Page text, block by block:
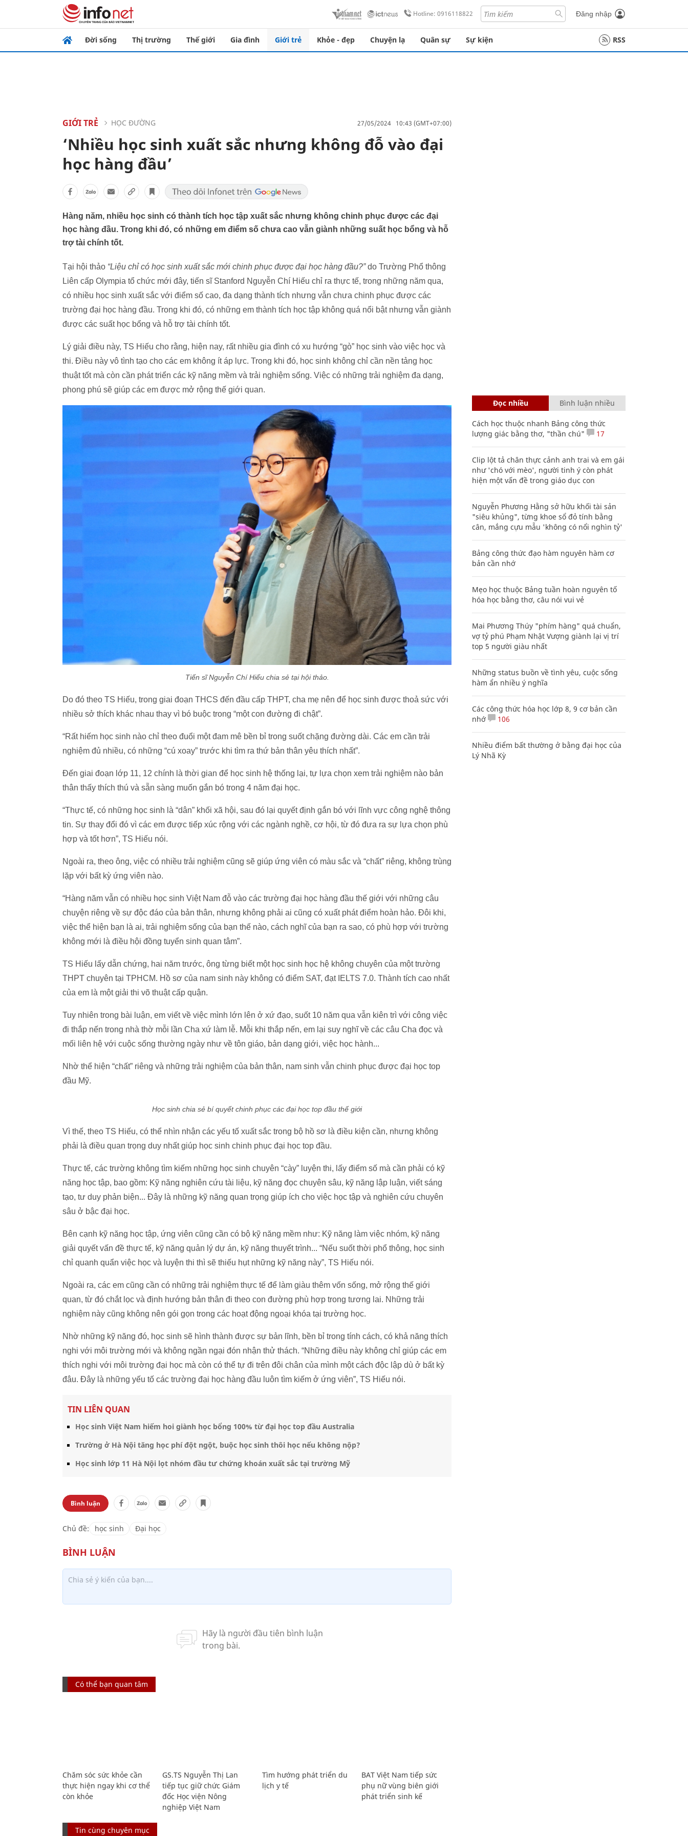
Hotline: 0916118822 Đăng nhập
Đời sống Thị trường Thế giới Gia đình Giới trẻ Khỏe - đẹp Chuyện lạ Quân sự Sự kiện RSS
GIỚI TRẺ HỌC ĐƯỜNG 27/05/2024 10:43 (GMT+07:00)
‘Nhiều học sinh xuất sắc nhưng không đỗ vào đại
học hàng đầu’
Hàng năm, nhiều học sinh có thành tích học tập xuất sắc nhưng không chinh phục được các đại
học hàng đầu. Trong khi đó, có những em điểm số chưa cao vẫn giành những suất học bổng và hỗ
trợ tài chính tốt.
Tại hội thảo “Liệu chỉ có học sinh xuất sắc mới chinh phục được đại học hàng đầu?”do Trường Phổ thông
Liên cấp Olympia tổ chức mới đây, tiến sĩ Stanford Nguyễn Chí Hiếu chỉ ra thực tế, trong những năm qua,
có nhiều học sinh xuất sắc với điểm số cao, đa dạng thành tích nhưng vẫn chưa chinh phục được các
trường đại học hàng đầu. Trong khi đó, có những em thành tích học tập không quá nổi bật nhưng vẫn giành
được các suất học bổng và hỗ trợ tài chính tốt.
Lý giải điều này, TS Hiếu cho rằng, hiện nay, rất nhiều gia đình có xu hướng “gò” học sinh vào việc học và
thi. Điều này vô tình tạo cho các em không ít áp lực. Trong khi đó, học sinh không chỉ cần nền tảng học
thuật tốt mà còn cần phát triển các kỹ năng mềm và trải nghiệm sống. Việc có những trải nghiệm đa dạng,
phong phú sẽ giúp các em được mở rộng thế giới quan.
Tiến sĩ Nguyễn Chí Hiếu chia sẻ tại hội thảo.
Do đó theo TS Hiếu, trong giai đoạn THCS đến đầu cấp THPT, cha mẹ nên để học sinh được thoả sức với
nhiều sở thích khác nhau thay vì bó buộc trong “một con đường đi chật”.
“Rất hiếm học sinh nào chỉ theo đuổi một đam mê bền bỉ trong suốt chặng đường dài. Các em cần trải
nghiệm đủ nhiều, có những “cú xoay” trước khi tìm ra thứ bản thân yêu thích nhất”.
Đến giai đoạn lớp 11, 12 chính là thời gian để học sinh hệ thống lại, tự lựa chọn xem trải nghiệm nào bản
thân thấy thích thú và sẵn sàng muốn gắn bó trong 4 năm đại học.
“Thực tế, có những học sinh là “dân” khối xã hội, sau đó lại quyết định gắn bó với lĩnh vực công nghệ thông
tin. Sự thay đổi đó vì các em được tiếp xúc rộng với các ngành nghề, cơ hội, từ đó đưa ra sự lựa chọn phù
hợp và tốt hơn”, TS Hiếu nói.
Ngoài ra, theo ông, việc có nhiều trải nghiệm cũng sẽ giúp ứng viên có màu sắc và “chất” riêng, không trùng
lặp với bất kỳ ứng viên nào.
“Hàng năm vẫn có nhiều học sinh Việt Nam đỗ vào các trường đại học hàng đầu thế giới với những câu
chuyện riêng về sự độc đáo của bản thân, nhưng không phải ai cũng có xuất phát điểm hoàn hảo. Đôi khi,
việc thể hiện bạn là ai, trải nghiệm sống của bạn thế nào, cách nghĩ của bạn ra sao, có phù hợp với trường
không mới là điều hội đồng tuyển sinh quan tâm”.
TS Hiếu lấy dẫn chứng, hai năm trước, ông từng biết một học sinh học hệ không chuyên của một trường
THPT chuyên tại TPHCM. Hồ sơ của nam sinh này không có điểm SAT, đạt IELTS 7.0. Thành tích cao nhất
của em là một giải thi võ thuật cấp quận.
Tuy nhiên trong bài luận, em viết về việc mình lớn lên ở xứ đạo, suốt 10 năm qua vẫn kiên trì với công việc
đi thắp nến trong nhà thờ mỗi lần Cha xứ làm lễ. Mỗi khi thắp nến, em lại suy nghĩ về các câu Cha đọc và
mối liên hệ với cuộc sống thường ngày như về tôn giáo, bản dạng giới, việc học hành...
Nhờ thể hiện “chất” riêng và những trải nghiệm của bản thân, nam sinh vẫn chinh phục được đại học top
đầu Mỹ.
Học sinh chia sẻ bí quyết chinh phục các đại học top đầu thế giới
Vì thế, theo TS Hiếu, có thể nhìn nhận các yếu tố xuất sắc trong bộ hồ sơ là điều kiện cần, nhưng không
phải là điều quan trọng duy nhất giúp học sinh chinh phục đại học top đầu.
Thực tế, các trường không tìm kiếm những học sinh chuyên “cày” luyện thi, lấy điểm số mà cần phải có kỹ
năng học tập, bao gồm: Kỹ năng nghiên cứu tài liệu, kỹ năng đọc chuyên sâu, kỹ năng lập luận, viết sáng
tạo, tư duy phản biện... Đây là những kỹ năng quan trọng giúp ích cho việc học tập và nghiên cứu chuyên
sâu ở bậc đại học.
Bên cạnh kỹ năng học tập, ứng viên cũng cần có bộ kỹ năng mềm như: Kỹ năng làm việc nhóm, kỹ năng
giải quyết vấn đề thực tế, kỹ năng quản lý dự án, kỹ năng thuyết trình... “Nếu suốt thời phổ thông, học sinh
chỉ quanh quẩn việc học và luyện thi thì sẽ thiếu hụt những kỹ năng này”, TS Hiếu nói.
Ngoài ra, các em cũng cần có những trải nghiệm thực tế để làm giàu thêm vốn sống, mở rộng thế giới
quan, từ đó chắt lọc và định hướng bản thân đi theo con đường phù hợp trong tương lai. Những trải
nghiệm này cũng không nên gói gọn trong các hoạt động ngoại khóa tại trường học.
Nhờ những kỹ năng đó, học sinh sẽ hình thành được sự bản lĩnh, bền bỉ trong tính cách, có khả năng thích
nghi với môi trường mới và không ngần ngại đón nhận thử thách. “Những điều này không chỉ giúp các em
thích nghi với môi trường đại học mà còn có thể tự đi trên đôi chân của mình một cách độc lập dù ở bất kỳ
đâu. Đây là những yếu tố các trường đại học hàng đầu luôn tìm kiếm ở ứng viên”, TS Hiếu nói.
TIN LIÊN QUAN
Học sinh Việt Nam hiếm hoi giành học bổng 100% từ đại học top đầu Australia
Trường ở Hà Nội tăng học phí đột ngột, buộc học sinh thôi học nếu không nộp?
Học sinh lớp 11 Hà Nội lọt nhóm đầu tư chứng khoán xuất sắc tại trường Mỹ
Bình luận
Chủ đề: học sinh Đại học
Có thể bạn quan tâm
Chăm sóc sức khỏe cần
thực hiện ngay khi cơ thể
còn khỏe
GS.TS Nguyễn Thị Lan
tiếp tục giữ chức Giám
đốc Học viện Nông
nghiệp Việt Nam
Tìm hướng phát triển du
lịch y tế
BAT Việt Nam tiếp sức
phụ nữ vùng biên giới
phát triển sinh kế
Tin cùng chuyên mục
Đọc nhiều Bình luận nhiều
Cách học thuộc nhanh Bảng công thức
lượng giác bằng thơ, "thần chú"
17
Clip lột tả chân thực cảnh anh trai và em gái
như 'chó với mèo', người tinh ý còn phát
hiện một vấn đề trong giáo dục con
Nguyễn Phương Hằng sở hữu khối tài sản
"siêu khủng", từng khoe sổ đỏ tính bằng
cân, mắng cựu mẫu 'không có nổi nghìn tỷ'
Bảng công thức đạo hàm nguyên hàm cơ
bản cần nhớ
Mẹo học thuộc Bảng tuần hoàn nguyên tố
hóa học bằng thơ, câu nói vui vẻ
Mai Phương Thúy "phím hàng" quá chuẩn,
vợ tỷ phú Phạm Nhật Vượng giành lại vị trí
top 5 người giàu nhất
Những status buồn về tình yêu, cuộc sống
hàm ẩn nhiều ý nghĩa
Các công thức hóa học lớp 8, 9 cơ bản cần
nhớ
106
Nhiều điểm bất thường ở bằng đại học của
Lý Nhã Kỳ